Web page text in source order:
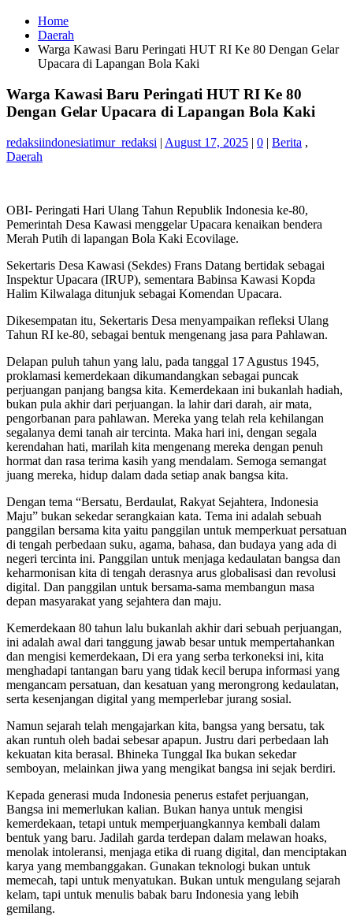
Home
Daerah
Warga Kawasi Baru Peringati HUT RI Ke 80 Dengan Gelar
Upacara di Lapangan Bola Kaki
Warga Kawasi Baru Peringati HUT RI Ke 80
Dengan Gelar Upacara di Lapangan Bola Kaki
redaksiindonesiatimur_redaksi | August 17, 2025 | 0 | Berita ,
Daerah
OBI- Peringati Hari Ulang Tahun Republik Indonesia ke-80,
Pemerintah Desa Kawasi menggelar Upacara kenaikan bendera
Merah Putih di lapangan Bola Kaki Ecovilage.
Sekertaris Desa Kawasi (Sekdes) Frans Datang bertidak sebagai
Inspektur Upacara (IRUP), sementara Babinsa Kawasi Kopda
Halim Kilwalaga ditunjuk sebagai Komendan Upacara.
Dikesempatan itu, Sekertaris Desa menyampaikan refleksi Ulang
Tahun RI ke-80, sebagai bentuk mengenang jasa para Pahlawan.
Delapan puluh tahun yang lalu, pada tanggal 17 Agustus 1945,
proklamasi kemerdekaan dikumandangkan sebagai puncak
perjuangan panjang bangsa kita. Kemerdekaan ini bukanlah hadiah,
bukan pula akhir dari perjuangan. la lahir dari darah, air mata,
pengorbanan para pahlawan. Mereka yang telah rela kehilangan
segalanya demi tanah air tercinta. Maka hari ini, dengan segala
kerendahan hati, marilah kita mengenang mereka dengan penuh
hormat dan rasa terima kasih yang mendalam. Semoga semangat
juang mereka, hidup dalam dada setiap anak bangsa kita.
Dengan tema “Bersatu, Berdaulat, Rakyat Sejahtera, Indonesia
Maju” bukan sekedar serangkaian kata. Tema ini adalah sebuah
panggilan bersama kita yaitu panggilan untuk memperkuat persatuan
di tengah perbedaan suku, agama, bahasa, dan budaya yang ada di
negeri tercinta ini. Panggilan untuk menjaga kedaulatan bangsa dan
keharmonisan kita di tengah derasnya arus globalisasi dan revolusi
digital. Dan panggilan untuk bersama-sama membangun masa
depan masyarakat yang sejahtera dan maju.
Kemerdekaan 80 tahun lalu bukanlah akhir dari sebuah perjuangan,
ini adalah awal dari tanggung jawab besar untuk mempertahankan
dan mengisi kemerdekaan, Di era yang serba terkoneksi ini, kita
menghadapi tantangan baru yang tidak kecil berupa informasi yang
mengancam persatuan, dan kesatuan yang merongrong kedaulatan,
serta kesenjangan digital yang memperlebar jurang sosial.
Namun sejarah telah mengajarkan kita, bangsa yang bersatu, tak
akan runtuh oleh badai sebesar apapun. Justru dari perbedaan lah
kekuatan kita berasal. Bhineka Tunggal Ika bukan sekedar
semboyan, melainkan jiwa yang mengikat bangsa ini sejak berdiri.
Kepada generasi muda Indonesia penerus estafet perjuangan,
Bangsa ini memerlukan kalian. Bukan hanya untuk mengisi
kemerdekaan, tetapi untuk memperjuangkannya kembali dalam
bentuk yang baru. Jadilah garda terdepan dalam melawan hoaks,
menolak intoleransi, menjaga etika di ruang digital, dan menciptakan
karya yang membanggakan. Gunakan teknologi bukan untuk
memecah, tapi untuk menyatukan. Bukan untuk mengulang sejarah
kelam, tapi untuk menulis babak baru Indonesia yang lebih
gemilang.